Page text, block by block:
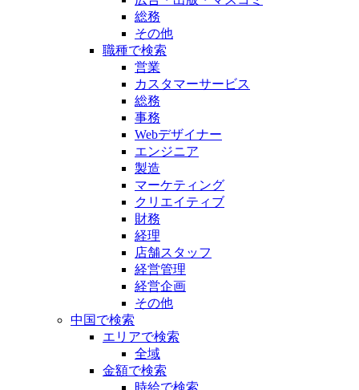
総務
その他
職種で検索
営業
カスタマーサービス
総務
事務
Webデザイナー
エンジニア
製造
マーケティング
クリエイティブ
財務
経理
店舗スタッフ
経営管理
経営企画
その他
中国で検索
エリアで検索
全域
金額で検索